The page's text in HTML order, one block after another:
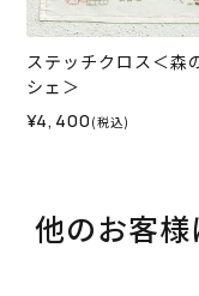
ステッチクロス＜森
シェ＞
¥4,400 (税込)
他のお客